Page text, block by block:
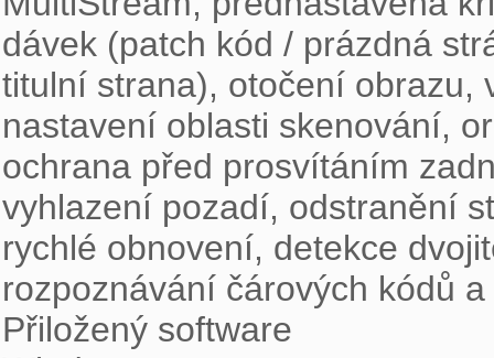
dávek (patch kód / prázdná
titulní strana), otočení obrazu,
nastavení oblasti skenování,
ochrana před prosvítáním
vyhlazení pozadí, odstranění
rychlé obnovení, detekce
rozpoznávání čárových kódů
Přiložený software